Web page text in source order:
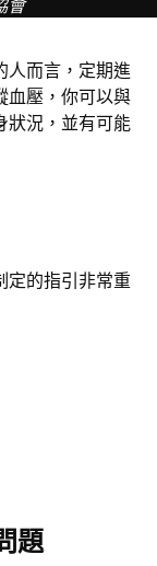
會
人而言，定期進
血壓，你可以與
狀況，並有可能
定的指引非常重
題